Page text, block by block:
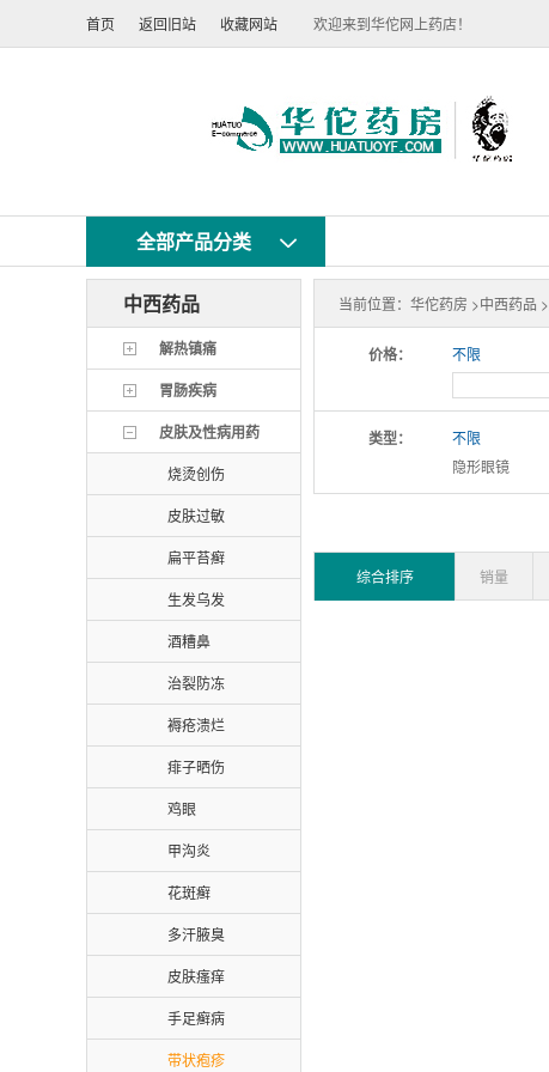
首页 返回旧站 收藏网站 欢迎来到华佗网上药店！
全部产品分类
中西药品
解热镇痛
胃肠疾病
皮肤及性病用药
烧烫创伤
皮肤过敏
扁平苔癣
生发乌发
酒糟鼻
治裂防冻
褥疮溃烂
痱子晒伤
鸡眼
甲沟炎
花斑癣
多汗腋臭
皮肤瘙痒
手足癣病
带状疱疹
当前位置： 华佗药房 >中西药品 >
价格： 不限
类型： 不限
隐形眼镜
综合排序 销量